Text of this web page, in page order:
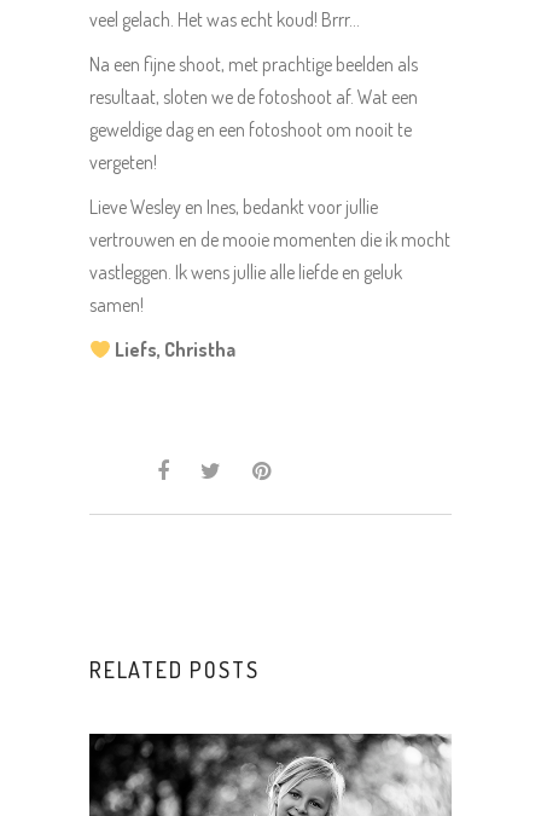
veel gelach. Het was echt koud! Brrr…
Na een fijne shoot, met prachtige beelden als
resultaat, sloten we de fotoshoot af. Wat een
geweldige dag en een fotoshoot om nooit te
vergeten!
Lieve Wesley en Ines, bedankt voor jullie
vertrouwen en de mooie momenten die ik mocht
vastleggen. Ik wens jullie alle liefde en geluk
samen!
Liefs, Christha
RELATED POSTS